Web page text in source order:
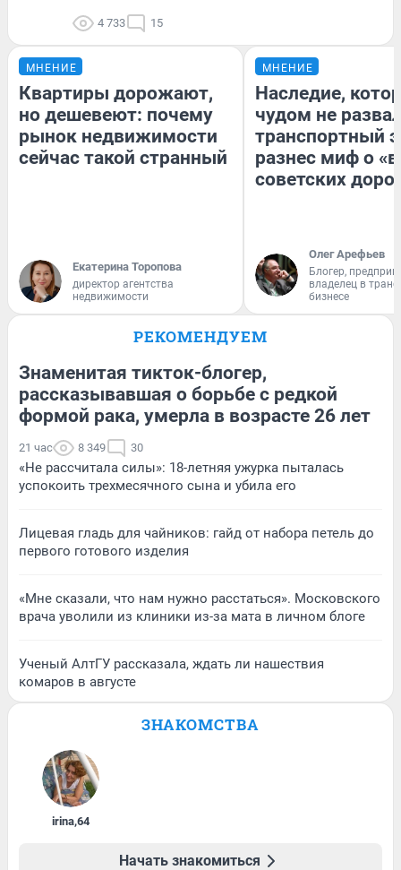
4 733 15
МНЕНИЕ
Квартиры дорожают,
но дешевеют: почему
рынок недвижимости
сейчас такой странный
Екатерина Торопова
директор агентства
недвижимости
МНЕНИЕ
Наследие,
чудом не
транспортный
разнес миф о
советских
Олег Арефьев
Блогер,
владелец в
бизнесе
РЕКОМЕНДУЕМ
Знаменитая тикток-блогер,
рассказывавшая о борьбе с редкой
формой рака, умерла в возрасте 26 лет
21 час 8 349 30
«Не рассчитала силы»: 18-летняя ужурка пыталась
успокоить трехмесячного сына и убила его
Лицевая гладь для чайников: гайд от набора петель до
первого готового изделия
«Мне сказали, что нам нужно расстаться». Московского
врача уволили из клиники из-за мата в личном блоге
Ученый АлтГУ рассказала, ждать ли нашествия
комаров в августе
ЗНАКОМСТВА
irina,64
Начать знакомиться